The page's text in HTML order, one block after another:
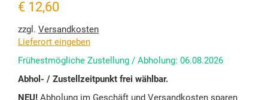
€ 12,60
zzgl. Versandkosten
Lieferort eingeben
Frühestmögliche Zustellung / Abholung: 06.08.2026
Abhol- / Zustellzeitpunkt frei wählbar.
NEU! Abholung im Geschäft und Versandkosten sparen